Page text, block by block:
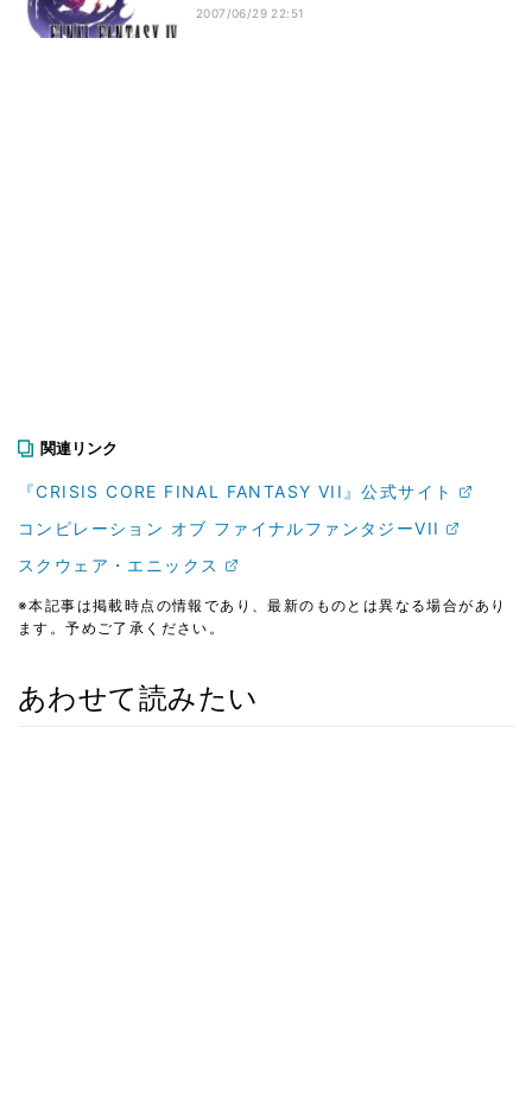
2007/06/29 22:51
関連リンク
『CRISIS CORE FINAL FANTASY VII』公式サイト
コンピレーション オブ ファイナルファンタジーVII
スクウェア・エニックス
※本記事は掲載時点の情報であり、最新のものとは異なる場合があり
ます。予めご了承ください。
あわせて読みたい